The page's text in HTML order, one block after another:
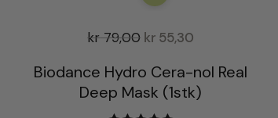
Biodance Hydro Cera-nol Real
Deep Mask (1stk)
kr79,00 kr 55,30